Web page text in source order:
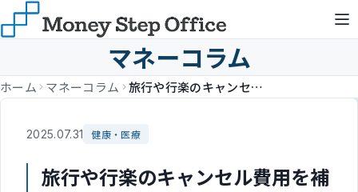
マネーコラム
ホーム マネーコラム 旅行や行楽のキャンセル費用を補償 「キャンセル保険」が多様化
2025.07.31 健康・医療
旅行や行楽のキャンセル費用を補